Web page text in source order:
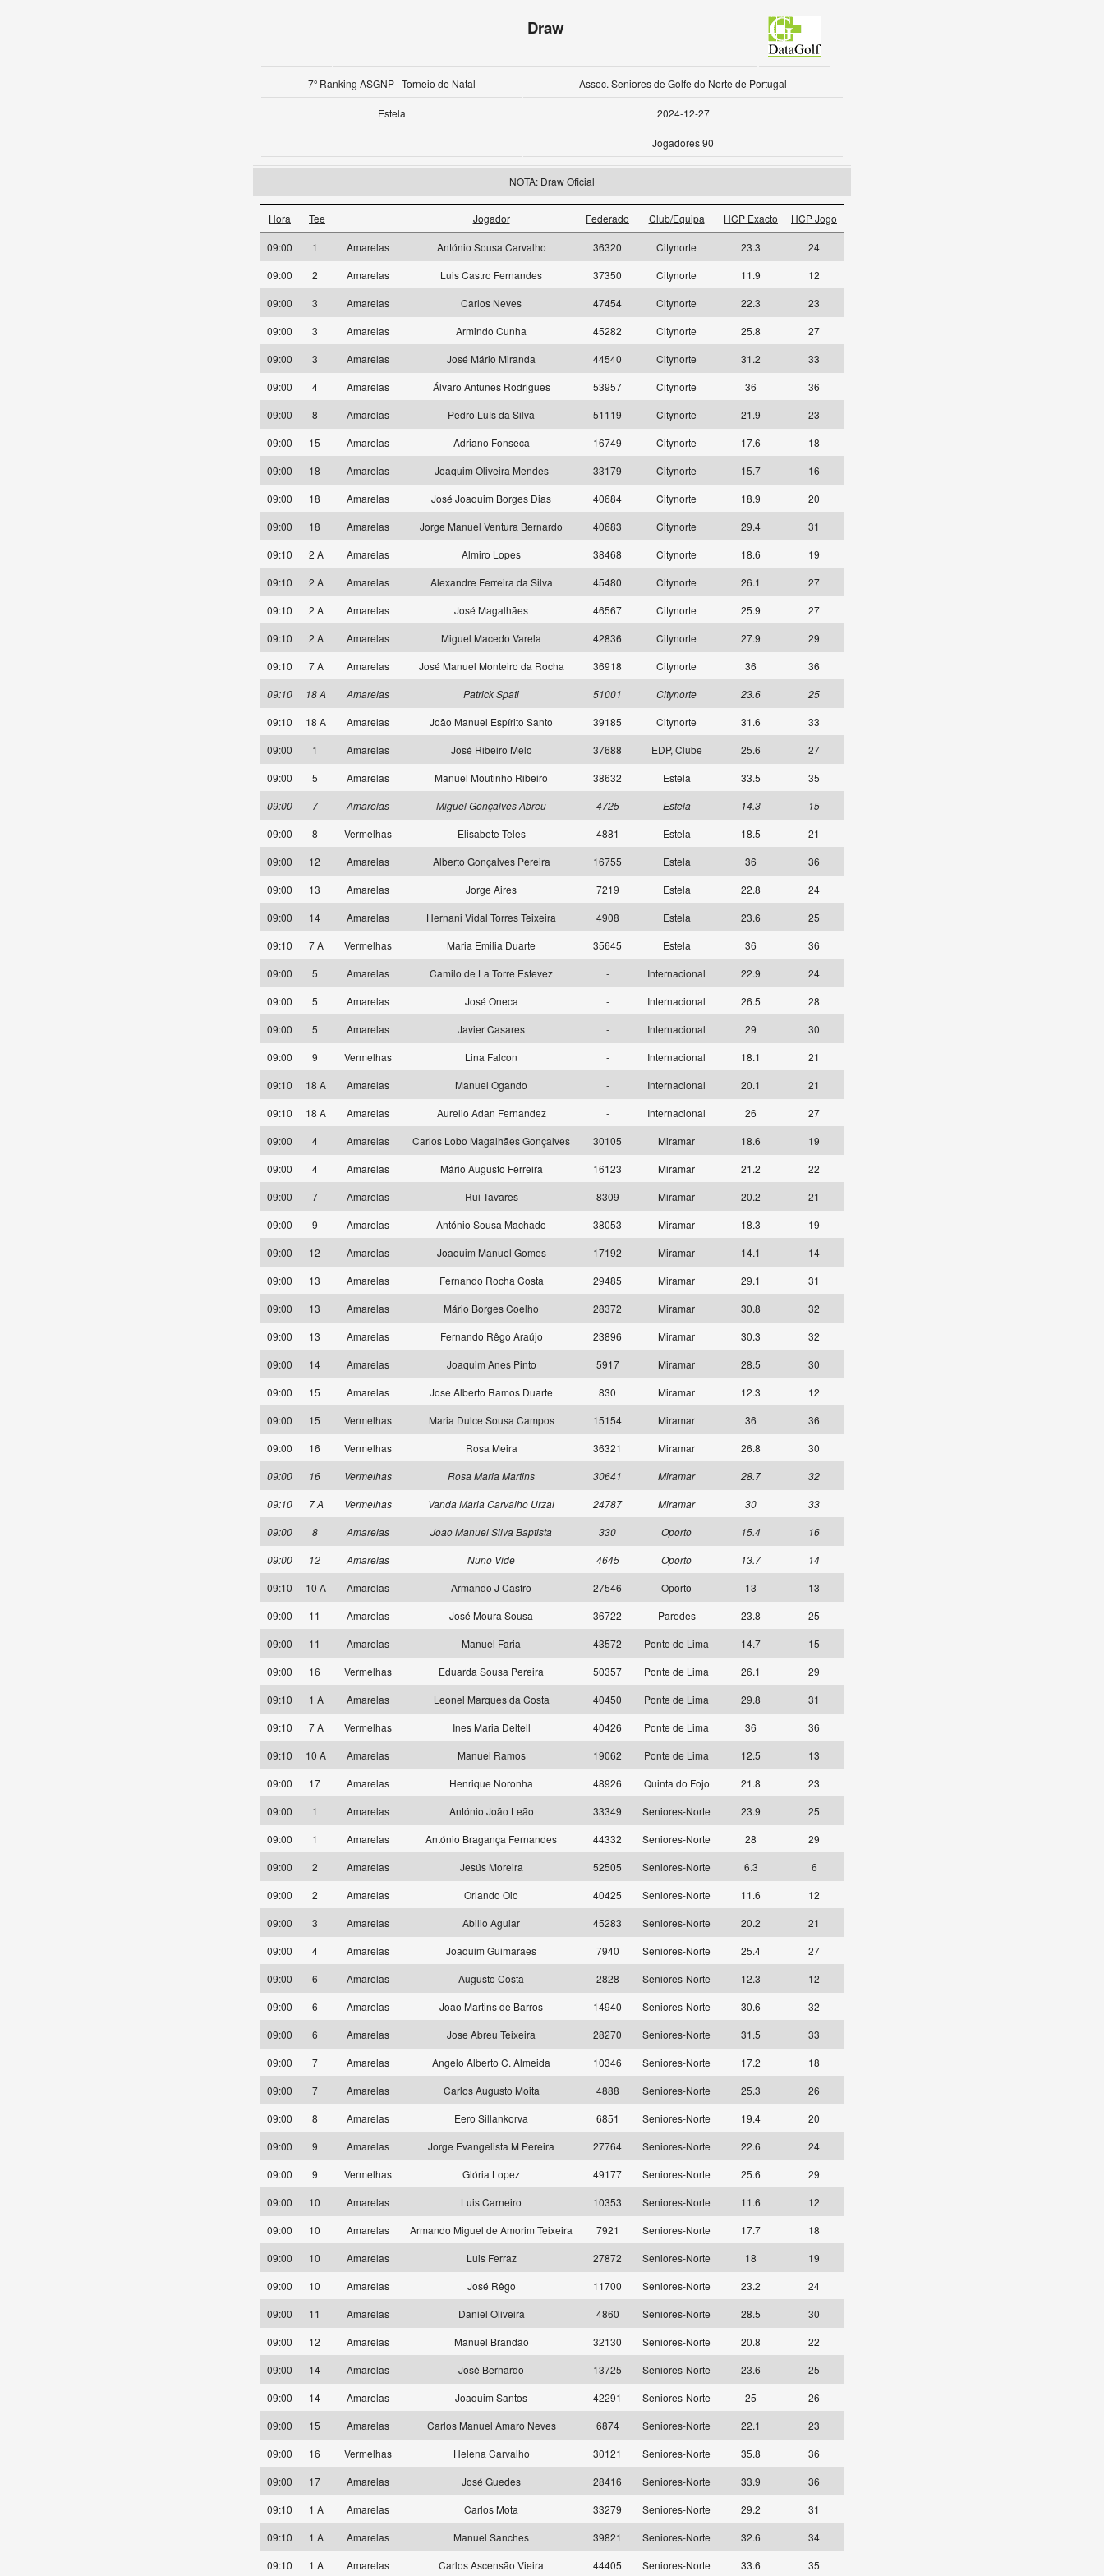
Draw
7º Ranking ASGNP | Torneio de Natal Assoc. Seniores de Golfe do Norte de Portugal
Estela 2024-12-27
Jogadores 90
NOTA: Draw Oficial
Hora Tee Jogador Federado Club/Equipa HCP Exacto HCP Jogo
09:00 1 Amarelas António Sousa Carvalho 36320 Citynorte 23.3
24
09:00
2 Amarelas Luis Castro Fernandes 37350 Citynorte 11.9
12
09:00
3 Amarelas Carlos Neves 47454 Citynorte 22.3
23
09:00
3 Amarelas Armindo Cunha 45282 Citynorte 25.8
27
09:00
3 Amarelas José Mário Miranda 44540 Citynorte 31.2
33
09:00
4 Amarelas Álvaro Antunes Rodrigues 53957 Citynorte 36
36
09:00
8 Amarelas Pedro Luís da Silva 51119 Citynorte 21.9
23
09:00
15 Amarelas Adriano Fonseca 16749 Citynorte 17.6
18
09:00
18 Amarelas Joaquim Oliveira Mendes 33179 Citynorte 15.7
16
09:00
18 Amarelas José Joaquim Borges Dias 40684 Citynorte 18.9
20
09:00
18 Amarelas Jorge Manuel Ventura Bernardo 40683 Citynorte 29.4
31
09:10
2 A Amarelas Almiro Lopes 38468 Citynorte 18.6
19
09:10
2 A Amarelas Alexandre Ferreira da Silva 45480 Citynorte 26.1
27
09:10
2 A Amarelas José Magalhães 46567 Citynorte 25.9
27
09:10
2 A Amarelas Miguel Macedo Varela 42836 Citynorte 27.9
29
09:10
7 A Amarelas José Manuel Monteiro da Rocha 36918 Citynorte 36
36
09:10
18 A Amarelas Patrick Spati 51001 Citynorte 23.6
25
09:10
18 A Amarelas João Manuel Espírito Santo 39185 Citynorte 31.6
33
09:00
1 Amarelas José Ribeiro Melo 37688 EDP, Clube 25.6
27
09:00
5 Amarelas Manuel Moutinho Ribeiro 38632 Estela 33.5
35
09:00
7 Amarelas Miguel Gonçalves Abreu 4725 Estela 14.3
15
09:00
8 Vermelhas Elisabete Teles 4881 Estela 18.5
21
09:00
12 Amarelas Alberto Gonçalves Pereira 16755 Estela 36
36
09:00
13 Amarelas Jorge Aires 7219 Estela 22.8
24
09:00
14 Amarelas Hernani Vidal Torres Teixeira 4908 Estela 23.6
25
09:10
7 A Vermelhas Maria Emilia Duarte 35645 Estela 36
36
09:00
5 Amarelas Camilo de La Torre Estevez - Internacional 22.9
24
09:00
5 Amarelas José Oneca - Internacional 26.5
28
09:00
5 Amarelas Javier Casares - Internacional 29
30
09:00
9 Vermelhas Lina Falcon - Internacional 18.1
21
09:10
18 A Amarelas Manuel Ogando - Internacional 20.1
21
09:10
18 A Amarelas Aurelio Adan Fernandez - Internacional 26
27
09:00
4 Amarelas Carlos Lobo Magalhães Gonçalves 30105 Miramar 18.6
19
09:00
4 Amarelas Mário Augusto Ferreira 16123 Miramar 21.2
22
09:00
7 Amarelas Rui Tavares 8309 Miramar 20.2
21
09:00
9 Amarelas António Sousa Machado 38053 Miramar 18.3
19
09:00
12 Amarelas Joaquim Manuel Gomes 17192 Miramar 14.1
14
09:00
13 Amarelas Fernando Rocha Costa 29485 Miramar 29.1
31
09:00
13 Amarelas Mário Borges Coelho 28372 Miramar 30.8
32
09:00
13 Amarelas Fernando Rêgo Araújo 23896 Miramar 30.3
32
09:00
14 Amarelas Joaquim Anes Pinto 5917 Miramar 28.5
30
09:00
15 Amarelas Jose Alberto Ramos Duarte 830 Miramar 12.3
12
09:00
15 Vermelhas Maria Dulce Sousa Campos 15154 Miramar 36
36
09:00
16 Vermelhas Rosa Meira 36321 Miramar 26.8
30
09:00
16 Vermelhas Rosa Maria Martins 30641 Miramar 28.7
32
09:10
7 A Vermelhas Vanda Maria Carvalho Urzal 24787 Miramar 30
33
09:00
8 Amarelas Joao Manuel Silva Baptista 330 Oporto 15.4
16
09:00
12 Amarelas Nuno Vide 4645 Oporto 13.7
14
09:10
10 A Amarelas Armando J Castro 27546 Oporto 13
13
09:00
11 Amarelas José Moura Sousa 36722 Paredes 23.8
25
09:00
11 Amarelas Manuel Faria 43572 Ponte de Lima 14.7
15
09:00
16 Vermelhas Eduarda Sousa Pereira 50357 Ponte de Lima 26.1
29
09:10
1 A Amarelas Leonel Marques da Costa 40450 Ponte de Lima 29.8
31
09:10
7 A Vermelhas Ines Maria Deltell 40426 Ponte de Lima 36
36
09:10
10 A Amarelas Manuel Ramos 19062 Ponte de Lima 12.5
13
09:00
17 Amarelas Henrique Noronha 48926 Quinta do Fojo 21.8
23
09:00
1 Amarelas António João Leão 33349 Seniores-Norte 23.9
25
09:00
1 Amarelas António Bragança Fernandes 44332 Seniores-Norte 28
29
09:00
2 Amarelas Jesús Moreira 52505 Seniores-Norte 6.3
6
09:00
2 Amarelas Orlando Oio 40425 Seniores-Norte 11.6
12
09:00
3 Amarelas Abilio Aguiar 45283 Seniores-Norte 20.2
21
09:00
4 Amarelas Joaquim Guimaraes 7940 Seniores-Norte 25.4
27
09:00
6 Amarelas Augusto Costa 2828 Seniores-Norte 12.3
12
09:00
6 Amarelas Joao Martins de Barros 14940 Seniores-Norte 30.6
32
09:00
6 Amarelas Jose Abreu Teixeira 28270 Seniores-Norte 31.5
33
09:00
7 Amarelas Angelo Alberto C. Almeida 10346 Seniores-Norte 17.2
18
09:00
7 Amarelas Carlos Augusto Moita 4888 Seniores-Norte 25.3
26
09:00
8 Amarelas Eero Sillankorva 6851 Seniores-Norte 19.4
20
09:00
9 Amarelas Jorge Evangelista M Pereira 27764 Seniores-Norte 22.6
24
09:00
9 Vermelhas Glória Lopez 49177 Seniores-Norte 25.6
29
09:00
10 Amarelas Luis Carneiro 10353 Seniores-Norte 11.6
12
09:00
10 Amarelas Armando Miguel de Amorim Teixeira 7921 Seniores-Norte 17.7
18
09:00
10 Amarelas Luis Ferraz 27872 Seniores-Norte 18
19
09:00
10 Amarelas José Rêgo 11700 Seniores-Norte 23.2
24
09:00
11 Amarelas Daniel Oliveira 4860 Seniores-Norte 28.5
30
09:00
12 Amarelas Manuel Brandão 32130 Seniores-Norte 20.8
22
09:00
14 Amarelas José Bernardo 13725 Seniores-Norte 23.6
25
09:00
14 Amarelas Joaquim Santos 42291 Seniores-Norte 25
26
09:00
15 Amarelas Carlos Manuel Amaro Neves 6874 Seniores-Norte 22.1
23
09:00
16 Vermelhas Helena Carvalho 30121 Seniores-Norte 35.8
36
09:00
17 Amarelas José Guedes 28416 Seniores-Norte 33.9
36
09:10
1 A Amarelas Carlos Mota 33279 Seniores-Norte 29.2
31
09:10
1 A Amarelas Manuel Sanches 39821 Seniores-Norte 32.6
34
09:10
1 A Amarelas Carlos Ascensão Vieira 44405 Seniores-Norte 33.6 35